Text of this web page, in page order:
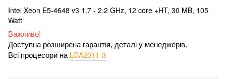
Intel Xeon E5-4648 v3 1.7 - 2.2 GHz, 12 core +HT, 30 MB, 105
Watt
Важливо!
Доступна розширена гарантія, деталі у менеджерів.
Всі процесори на LGA2011-3